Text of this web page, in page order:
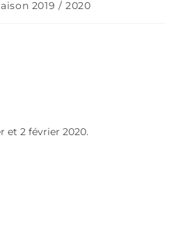
2019 / 2020
et 2 février 2020.